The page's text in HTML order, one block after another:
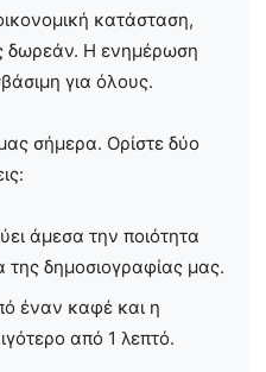
κατάσταση,
δωρεάν. Η ενημέρωση
για όλους.
σήμερα. Ορίστε δύο
άμεσα την ποιότητα
της δημοσιογραφίας μας.
έναν καφέ και η
από 1 λεπτό.